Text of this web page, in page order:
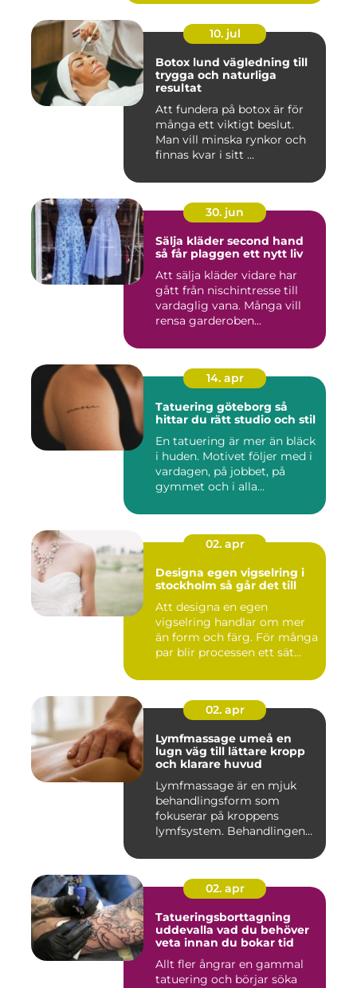
10. jul
Botox lund vägledning till
trygga och naturliga
resultat
Att fundera på botox är för
många ett viktigt beslut.
Man vill minska rynkor och
finnas kvar i sitt ...
30. jun
Sälja kläder second hand
så får plaggen ett nytt liv
Att sälja kläder vidare har
gått från nischintresse till
vardaglig vana. Många vill
rensa garderoben...
14. apr
Tatuering göteborg så
hittar du rätt studio och stil
En tatuering är mer än bläck
i huden. Motivet följer med i
vardagen, på jobbet, på
gymmet och i alla...
02. apr
Designa egen vigselring i
stockholm så går det till
Att designa en egen
vigselring handlar om mer
än form och färg. För många
par blir processen ett sät...
02. apr
Lymfmassage umeå en
lugn väg till lättare kropp
och klarare huvud
Lymfmassage är en mjuk
behandlingsform som
fokuserar på kroppens
lymfsystem. Behandlingen
02. apr
Tatueringsborttagning
uddevalla vad du behöver
veta innan du bokar tid
Allt fler ångrar en gammal
tatuering och börjar söka